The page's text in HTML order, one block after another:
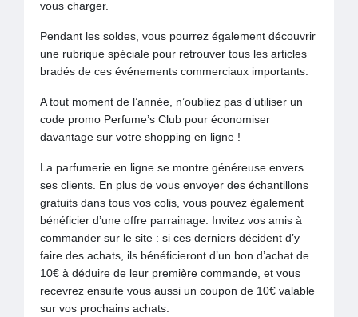
vous charger.
Pendant les soldes, vous pourrez également découvrir
une rubrique spéciale pour retrouver tous les articles
bradés de ces événements commerciaux importants.
A tout moment de l’année, n’oubliez pas d’utiliser un
code promo Perfume’s Club pour économiser
davantage sur votre shopping en ligne !
La parfumerie en ligne se montre généreuse envers
ses clients. En plus de vous envoyer des échantillons
gratuits dans tous vos colis, vous pouvez également
bénéficier d’une offre parrainage. Invitez vos amis à
commander sur le site : si ces derniers décident d’y
faire des achats, ils bénéficieront d’un bon d’achat de
10€ à déduire de leur première commande, et vous
recevrez ensuite vous aussi un coupon de 10€ valable
sur vos prochains achats.